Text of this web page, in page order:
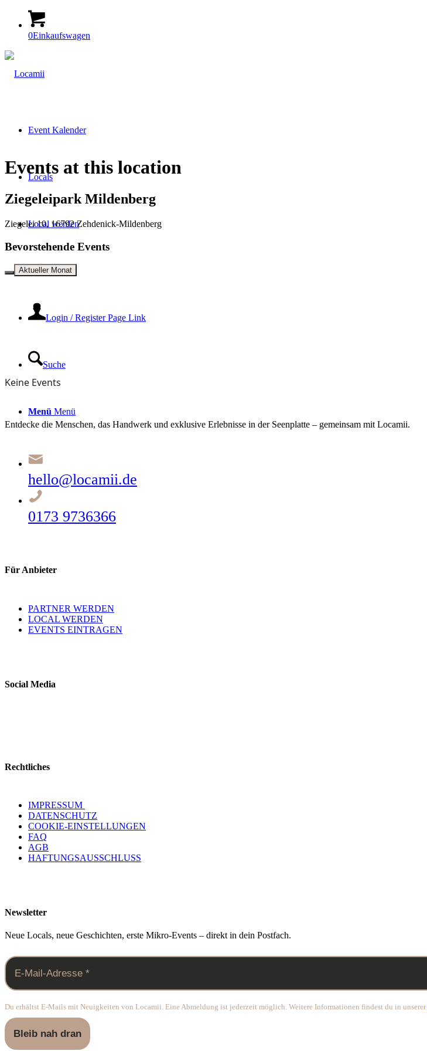
0Einkaufswagen
Event Kalender
Locals
Local werden
Kontakt
Login / Register Page Link
Suche
Menü Menü
Events at this location
Ziegeleipark Mildenberg
Ziegelei 10, 16792 Zehdenick-Mildenberg
Bevorstehende Events
Aktueller Monat
Keine Events
Entdecke die Menschen, das Handwerk und exklusive Erlebnisse in der Seenplatte – gemeinsam mit Locamii.
hello@locamii.de
0173 9736366
Für Anbieter
PARTNER WERDEN
LOCAL WERDEN
EVENTS EINTRAGEN
Social Media
Rechtliches
IMPRESSUM
DATENSCHUTZ
COOKIE-EINSTELLUNGEN
FAQ
AGB
HAFTUNGSAUSSCHLUSS
Newsletter
Neue Locals, neue Geschichten, erste Mikro-Events – direkt in dein Postfach.
Du erhältst E-Mails mit Neuigkeiten von Locamii. Eine Abmeldung ist jederzeit möglich. Weitere Informationen findest du in unserer